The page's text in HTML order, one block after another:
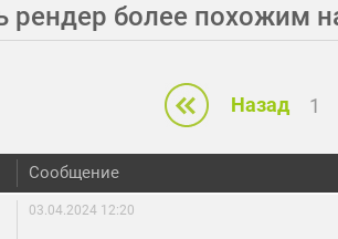
рендер более похожим
Назад 1
Сообщение
03.04.2024 12:20